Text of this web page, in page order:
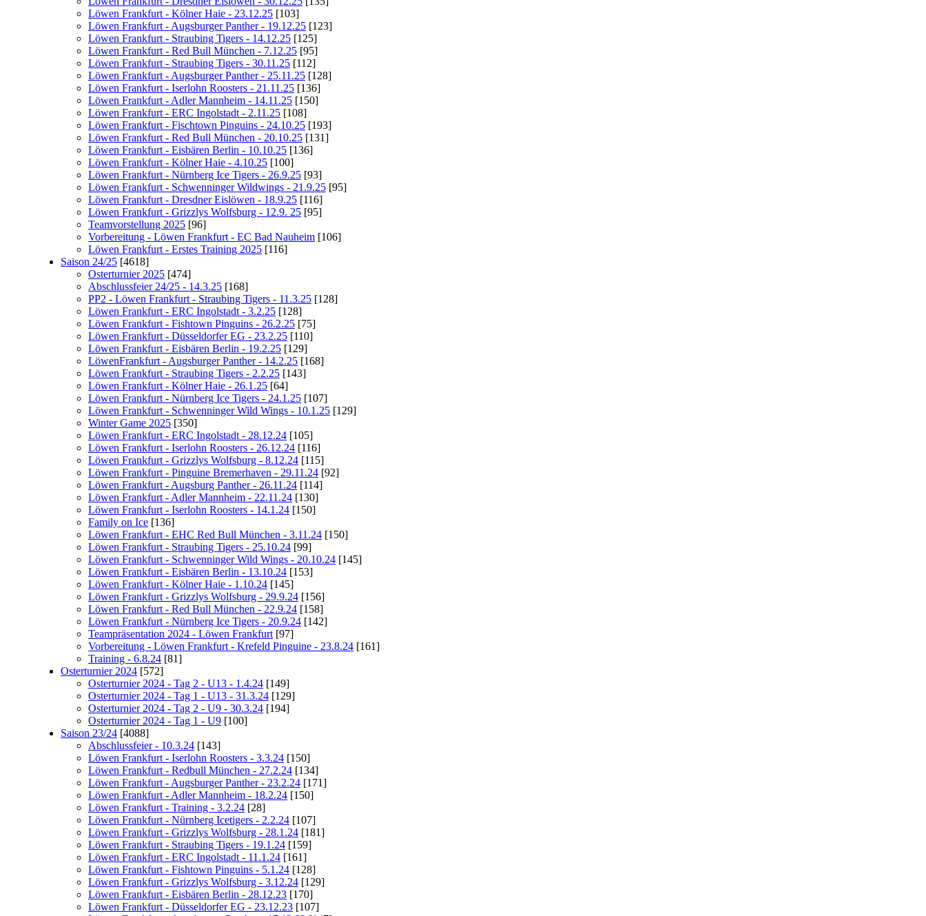
Löwen Frankfurt - Kölner Haie - 23.12.25 [103]
Löwen Frankfurt - Augsburger Panther - 19.12.25 [123]
Löwen Frankfurt - Straubing Tigers - 14.12.25 [125]
Löwen Frankfurt - Red Bull München - 7.12.25 [95]
Löwen Frankfurt - Straubing Tigers - 30.11.25 [112]
Löwen Frankfurt - Augsburger Panther - 25.11.25 [128]
Löwen Frankfurt - Iserlohn Roosters - 21.11.25 [136]
Löwen Frankfurt - Adler Mannheim - 14.11.25 [150]
Löwen Frankfurt - ERC Ingolstadt - 2.11.25 [108]
Löwen Frankfurt - Fischtown Pinguins - 24.10.25 [193]
Löwen Frankfurt - Red Bull München - 20.10.25 [131]
Löwen Frankfurt - Eisbären Berlin - 10.10.25 [136]
Löwen Frankfurt - Kölner Haie - 4.10.25 [100]
Löwen Frankfurt - Nürnberg Ice Tigers - 26.9.25 [93]
Löwen Frankfurt - Schwenninger Wildwings - 21.9.25 [95]
Löwen Frankfurt - Dresdner Eislöwen - 18.9.25 [116]
Löwen Frankfurt - Grizzlys Wolfsburg - 12.9. 25 [95]
Teamvorstellung 2025 [96]
Vorbereitung - Löwen Frankfurt - EC Bad Nauheim [106]
Löwen Frankfurt - Erstes Training 2025 [116]
Saison 24/25 [4618]
Osterturnier 2025 [474]
Abschlussfeier 24/25 - 14.3.25 [168]
PP2 - Löwen Frankfurt - Straubing Tigers - 11.3.25 [128]
Löwen Frankfurt - ERC Ingolstadt - 3.2.25 [128]
Löwen Frankfurt - Fishtown Pinguins - 26.2.25 [75]
Löwen Frankfurt - Düsseldorfer EG - 23.2.25 [110]
Löwen Frankfurt - Eisbären Berlin - 19.2.25 [129]
LöwenFrankfurt - Augsburger Panther - 14.2.25 [168]
Löwen Frankfurt - Straubing Tigers - 2.2.25 [143]
Löwen Frankfurt - Kölner Haie - 26.1.25 [64]
Löwen Frankfurt - Nürnberg Ice Tigers - 24.1.25 [107]
Löwen Frankfurt - Schwenninger Wild Wings - 10.1.25 [129]
Winter Game 2025 [350]
Löwen Frankfurt - ERC Ingolstadt - 28.12.24 [105]
Löwen Frankfurt - Iserlohn Roosters - 26.12.24 [116]
Löwen Frankfurt - Grizzlys Wolfsburg - 8.12.24 [115]
Löwen Frankfurt - Pinguine Bremerhaven - 29.11.24 [92]
Löwen Frankfurt - Augsburg Panther - 26.11.24 [114]
Löwen Frankfurt - Adler Mannheim - 22.11.24 [130]
Löwen Frankfurt - Iserlohn Roosters - 14.1.24 [150]
Family on Ice [136]
Löwen Frankfurt - EHC Red Bull München - 3.11.24 [150]
Löwen Frankfurt - Straubing Tigers - 25.10.24 [99]
Löwen Frankfurt - Schwenninger Wild Wings - 20.10.24 [145]
Löwen Frankfurt - Eisbären Berlin - 13.10.24 [153]
Löwen Frankfurt - Kölner Haie - 1.10.24 [145]
Löwen Frankfurt - Grizzlys Wolfsburg - 29.9.24 [156]
Löwen Frankfurt - Red Bull München - 22.9.24 [158]
Löwen Frankfurt - Nürnberg Ice Tigers - 20.9.24 [142]
Teampräsentation 2024 - Löwen Frankfurt [97]
Vorbereitung - Löwen Frankfurt - Krefeld Pinguine - 23.8.24 [161]
Training - 6.8.24 [81]
Osterturnier 2024 [572]
Osterturnier 2024 - Tag 2 - U13 - 1.4.24 [149]
Osterturnier 2024 - Tag 1 - U13 - 31.3.24 [129]
Osterturnier 2024 - Tag 2 - U9 - 30.3.24 [194]
Osterturnier 2024 - Tag 1 - U9 [100]
Saison 23/24 [4088]
Abschlussfeier - 10.3.24 [143]
Löwen Frankfurt - Iserlohn Roosters - 3.3.24 [150]
Löwen Frankfurt - Redbull München - 27.2.24 [134]
Löwen Frankfurt - Augsburger Panther - 23.2.24 [171]
Löwen Frankfurt - Adler Mannheim - 18.2.24 [150]
Löwen Frankfurt - Training - 3.2.24 [28]
Löwen Frankfurt - Nürnberg Icetigers - 2.2.24 [107]
Löwen Frankfurt - Grizzlys Wolfsburg - 28.1.24 [181]
Löwen Frankfurt - Straubing Tigers - 19.1.24 [159]
Löwen Frankfurt - ERC Ingolstadt - 11.1.24 [161]
Löwen Frankfurt - Fishtown Pinguins - 5.1.24 [128]
Löwen Frankfurt - Grizzlys Wolfsburg - 3.12.24 [129]
Löwen Frankfurt - Eisbären Berlin - 28.12.23 [170]
Löwen Frankfurt - Düsseldorfer EG - 23.12.23 [107]